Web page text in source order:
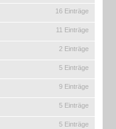
16 Einträge
11 Einträge
2 Einträge
5 Einträge
9 Einträge
5 Einträge
5 Einträge